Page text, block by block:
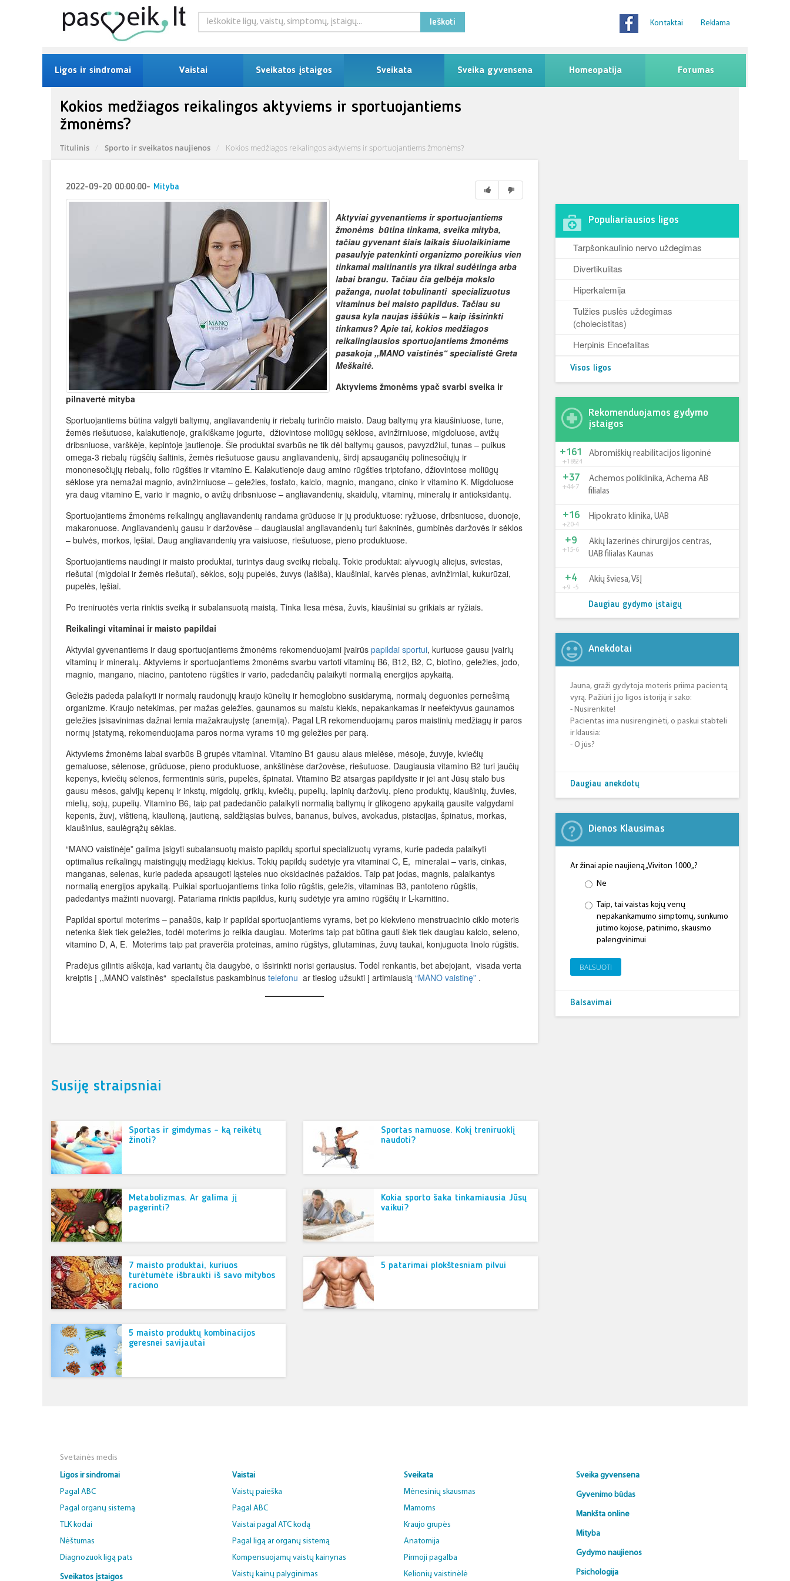
Ieškoti Kontaktai Reklama
Ligos ir sindromai Vaistai Sveikatos įstaigos Sveikata Sveika gyvensena Homeopatija Forumas
Kokios medžiagos reikalingos aktyviems ir sportuojantiems
žmonėms?
Titulinis Sporto ir sveikatos naujienos Kokios medžiagos reikalingos aktyviems ir sportuojantiems žmonėms?
2022-09-20 00:00:00- Mityba
Aktyviai gyvenantiems ir sportuojantiems
žmonėms būtina tinkama, sveika mityba,
tačiau gyvenant šiais laikais šiuolaikiniame
pasaulyje patenkinti organizmo poreikius vien
tinkamai maitinantis yra tikrai sudėtinga arba
labai brangu. Tačiau čia gelbėja mokslo
pažanga, nuolat tobulinanti specializuotus
vitaminus bei maisto papildus. Tačiau su
gausa kyla naujas iššūkis – kaip išsirinkti
tinkamus? Apie tai, kokios medžiagos
reikalingiausios sportuojantiems žmonėms
pasakoja ,,MANO vaistinės“ specialistė Greta
Meškaitė.
Aktyviems žmonėms ypač svarbi sveika ir
pilnavertė mityba
Sportuojantiems būtina valgyti baltymų, angliavandenių ir riebalų turinčio maisto. Daug baltymų yra kiaušiniuose, tune,
žemės riešutuose, kalakutienoje, graikiškame jogurte, džiovintose moliūgų sėklose, avinžirniuose, migdoluose, avižų
dribsniuose, varškėje, kepintoje jautienoje. Šie produktai svarbūs ne tik dėl baltymų gausos, pavyzdžiui, tunas – puikus
omega-3 riebalų rūgščių šaltinis, žemės riešutuose gausu angliavandenių, širdį apsaugančių polinesočiųjų ir
mononesočiųjų riebalų, folio rūgšties ir vitamino E. Kalakutienoje daug amino rūgšties triptofano, džiovintose moliūgų
sėklose yra nemažai magnio, avinžirniuose – geležies, fosfato, kalcio, magnio, mangano, cinko ir vitamino K. Migdoluose
yra daug vitamino E, vario ir magnio, o avižų dribsniuose – angliavandenių, skaidulų, vitaminų, mineralų ir antioksidantų.
Sportuojantiems žmonėms reikalingų angliavandenių randama grūduose ir jų produktuose: ryžiuose, dribsniuose, duonoje,
makaronuose. Angliavandenių gausu ir daržovėse – daugiausiai angliavandenių turi šakninės, gumbinės daržovės ir sėklos
– bulvės, morkos, lęšiai. Daug angliavandenių yra vaisiuose, riešutuose, pieno produktuose.
Sportuojantiems naudingi ir maisto produktai, turintys daug sveikų riebalų. Tokie produktai: alyvuogių aliejus, sviestas,
riešutai (migdolai ir žemės riešutai), sėklos, sojų pupelės, žuvys (lašiša), kiaušiniai, karvės pienas, avinžirniai, kukurūzai,
pupelės, lęšiai.
Po treniruotės verta rinktis sveiką ir subalansuotą maistą. Tinka liesa mėsa, žuvis, kiaušiniai su grikiais ar ryžiais.
Reikalingi vitaminai ir maisto papildai
Aktyviai gyvenantiems ir daug sportuojantiems žmonėms rekomenduojami įvairūs papildai sportui, kuriuose gausu įvairių
vitaminų ir mineralų. Aktyviems ir sportuojantiems žmonėms svarbu vartoti vitaminų B6, B12, B2, C, biotino, geležies, jodo,
magnio, mangano, niacino, pantoteno rūgšties ir vario, padedančių palaikyti normalią energijos apykaitą.
Geležis padeda palaikyti ir normalų raudonųjų kraujo kūnelių ir hemoglobno susidarymą, normalų deguonies pernešimą
organizme. Kraujo netekimas, per mažas geležies, gaunamos su maistu kiekis, nepakankamas ir neefektyvus gaunamos
geležies įsisavinimas dažnai lemia mažakraujystę (anemiją). Pagal LR rekomenduojamų paros maistinių medžiagų ir paros
normų įstatymą, rekomenduojama paros norma vyrams 10 mg geležies per parą.
Aktyviems žmonėms labai svarbūs B grupės vitaminai. Vitamino B1 gausu alaus mielėse, mėsoje, žuvyje, kviečių
gemaluose, sėlenose, grūduose, pieno produktuose, ankštinėse daržovėse, riešutuose. Daugiausia vitamino B2 turi jaučių
kepenys, kviečių sėlenos, fermentinis sūris, pupelės, špinatai. Vitamino B2 atsargas papildysite ir jei ant Jūsų stalo bus
gausu mėsos, galvijų kepenų ir inkstų, migdolų, grikių, kviečių, pupelių, lapinių daržovių, pieno produktų, kiaušinių, žuvies,
mielių, sojų, pupelių. Vitamino B6, taip pat padedančio palaikyti normalią baltymų ir glikogeno apykaitą gausite valgydami
kepenis, žuvį, vištieną, kiaulieną, jautieną, saldžiąsias bulves, bananus, bulves, avokadus, pistacijas, špinatus, morkas,
kiaušinius, saulėgrąžų sėklas.
“MANO vaistinėje” galima įsigyti subalansuotų maisto papildų sportui specializuotų vyrams, kurie padeda palaikyti
optimalius reikalingų maistingųjų medžiagų kiekius. Tokių papildų sudėtyje yra vitaminai C, E, mineralai – varis, cinkas,
manganas, selenas, kurie padeda apsaugoti ląsteles nuo oksidacinės pažaidos. Taip pat jodas, magnis, palaikantys
normalią energijos apykaitą. Puikiai sportuojantiems tinka folio rūgštis, geležis, vitaminas B3, pantoteno rūgštis,
padedantys mažinti nuovargį. Patariama rinktis papildus, kurių sudėtyje yra amino rūgščių ir L-karnitino.
Papildai sportui moterims – panašūs, kaip ir papildai sportuojantiems vyrams, bet po kiekvieno menstruacinio ciklo moteris
netenka šiek tiek geležies, todėl moterims jo reikia daugiau. Moterims taip pat būtina gauti šiek tiek daugiau kalcio, seleno,
vitamino D, A, E. Moterims taip pat praverčia proteinas, amino rūgštys, gliutaminas, žuvų taukai, konjuguota linolo rūgštis.
Pradėjus gilintis aiškėja, kad variantų čia daugybė, o išsirinkti norisi geriausius. Todėl renkantis, bet abejojant, visada verta
kreiptis į ,,MANO vaistinės“ specialistus paskambinus telefonu ar tiesiog užsukti į artimiausią “MANO vaistinę” .
Susiję straipsniai
Sportas ir gimdymas – ką reikėtų
žinoti?
Sportas namuose. Kokį treniruoklį
naudoti?
Metabolizmas. Ar galima jį
pagerinti?
Kokia sporto šaka tinkamiausia Jūsų
vaikui?
7 maisto produktai, kuriuos
turėtumėte išbraukti iš savo mitybos
raciono
5 patarimai plokštesniam pilvui
5 maisto produktų kombinacijos
geresnei savijautai
Populiariausios ligos
Tarpšonkaulinio nervo uždegimas
Divertikulitas
Hiperkalemija
Tulžies puslės uždegimas
(cholecistitas)
Herpinis Encefalitas
Visos ligos
Rekomenduojamos gydymo
įstaigos
+185-24
+161 Abromiškių reabilitacijos ligoninė
+44-7
+37
Achemos poliklinika, Achema AB
filialas
+20-4
+16 Hipokrato klinika, UAB
+15-6
+9
Akių lazerinės chirurgijos centras,
UAB filialas Kaunas
+9 -5
+4 Akių šviesa, VšĮ
Daugiau gydymo įstaigų
Anekdotai
Jauna, graži gydytoja moteris priima pacientą
vyrą. Pažiūri į jo ligos istoriją ir sako:
- Nusirenkite!
Pacientas ima nusirenginėti, o paskui stabteli
ir klausia:
- O jūs?
Daugiau anekdotų
Dienos Klausimas
Ar žinai apie naujieną „Viviton 1000 „?
Ne
Taip, tai vaistas kojų venų
nepakankamumo simptomų, sunkumo
jutimo kojose, patinimo, skausmo
palengvinimui
BALSUOTI
Balsavimai
Svetainės medis
Ligos ir sindromai
Pagal ABC
Pagal organų sistemą
TLK kodai
Nėštumas
Diagnozuok ligą pats
Sveikatos įstaigos
Vaistai
Vaistų paieška
Pagal ABC
Vaistai pagal ATC kodą
Pagal ligą ar organų sistemą
Kompensuojamų vaistų kainynas
Vaistų kainų palyginimas
Sveikata
Mėnesinių skausmas
Mamoms
Kraujo grupės
Anatomija
Pirmoji pagalba
Kelionių vaistinėlė
Sveika gyvensena
Gyvenimo būdas
Mankšta online
Mityba
Gydymo naujienos
Psichologija